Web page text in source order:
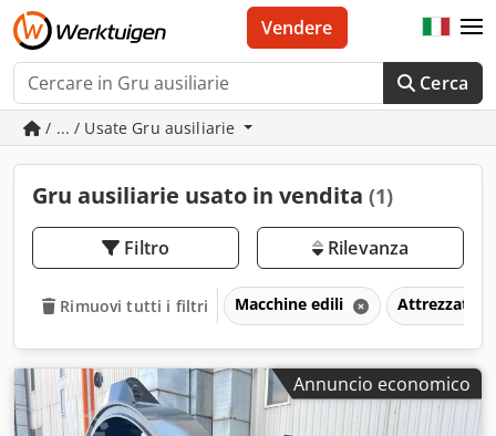
Cerca
Vendere
/ ... / Usate Gru ausiliarie
Gru ausiliarie usato in vendita (1)
Filtro Rilevanza
Rimuovi tutti i filtri Macchine edili
Annuncio economico